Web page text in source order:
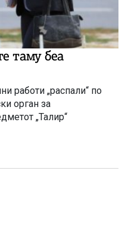
таму беа
работи „распали“ по
орган за
„Талир“